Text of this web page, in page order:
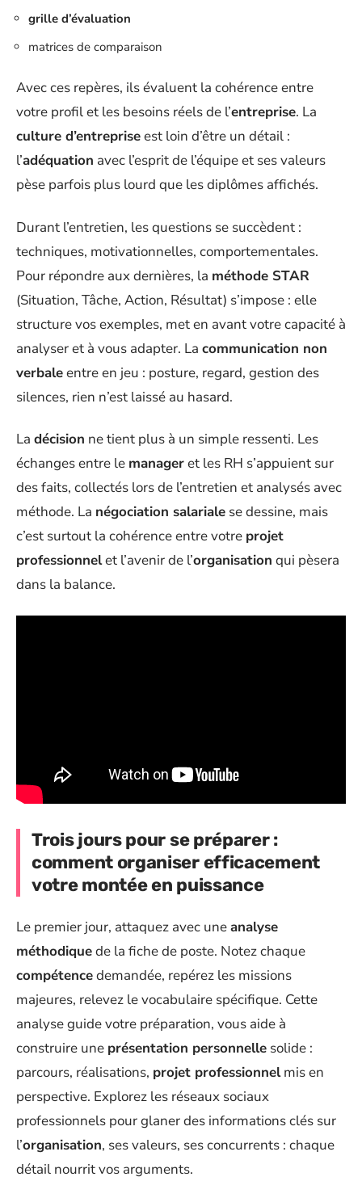
grille d’évaluation
matrices de comparaison
Avec ces repères, ils évaluent la cohérence entre
votre profil et les besoins réels de l’entreprise. La
culture d’entrepriseest loin d’être un détail :
l’adéquation avec l’esprit de l’équipe et ses valeurs
pèse parfois plus lourd que les diplômes affichés.
Durant l’entretien, les questions se succèdent :
techniques, motivationnelles, comportementales.
Pour répondre aux dernières, la méthode STAR
(Situation, Tâche, Action, Résultat) s’impose : elle
structure vos exemples, met en avant votre capacité à
analyser et à vous adapter. La communication non
verbaleentre en jeu : posture, regard, gestion des
silences, rien n’est laissé au hasard.
La décision ne tient plus à un simple ressenti. Les
échanges entre le manageret les RH s’appuient sur
des faits, collectés lors de l’entretien et analysés avec
méthode. La négociation salariale se dessine, mais
c’est surtout la cohérence entre votre projet
professionnelet l’avenir de l’organisation qui pèsera
dans la balance.
Trois jours pour se préparer :
comment organiser efficacement
votre montée en puissance
Le premier jour, attaquez avec uneanalyse
méthodiquede la fiche de poste. Notez chaque
compétencedemandée, repérez les missions
majeures, relevez le vocabulaire spécifique. Cette
analyse guide votre préparation, vous aide à
construire une présentation personnelle solide :
parcours, réalisations, projet professionnelmis en
perspective. Explorez les réseaux sociaux
professionnels pour glaner des informations clés sur
l’organisation, ses valeurs, ses concurrents : chaque
détail nourrit vos arguments.